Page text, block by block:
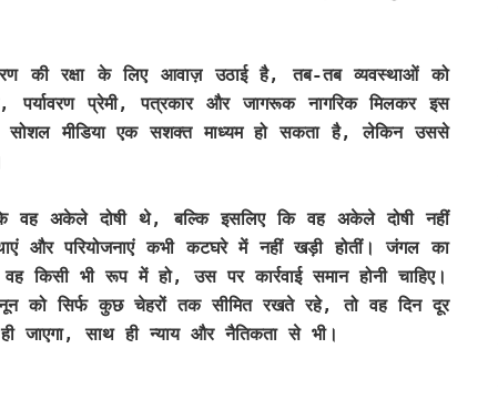
की रक्षा के लिए आवाज़ उठाई है, तब-तब व्यवस्थाओं को
प्रेमी, पत्रकार और जागरूक नागरिक मिलकर इस
मीडिया एक सशक्त माध्यम हो सकता है, लेकिन उससे
वह अकेले दोषी थे, बल्कि इसलिए कि वह अकेले दोषी नहीं
और परियोजनाएं कभी कटघरे में नहीं खड़ी होतीं। जंगल का
किसी भी रूप में हो, उस पर कार्रवाई समान होनी चाहिए।
सिर्फ कुछ चेहरों तक सीमित रखते रहे, तो वह दिन दूर
जाएगा, साथ ही न्याय और नैतिकता से भी।